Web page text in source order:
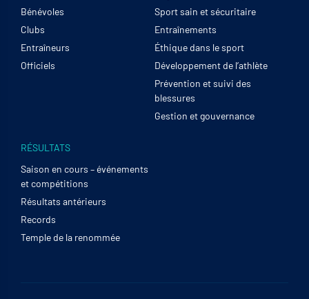
Bénévoles
Clubs
Entraîneurs
Officiels
Sport sain et sécuritaire
Entraînements
Éthique dans le sport
Développement de l’athlète
Prévention et suivi des
blessures
Gestion et gouvernance
RÉSULTATS
Saison en cours – événements
et compétitions
Résultats antérieurs
Records
Temple de la renommée